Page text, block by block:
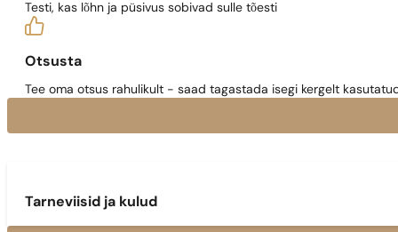
Testi, kas lõhn ja püsivus sobivad sulle tõesti
Otsusta
Tee oma otsus rahulikult - saad tagastada isegi kergelt
Tarneviisid ja kulud